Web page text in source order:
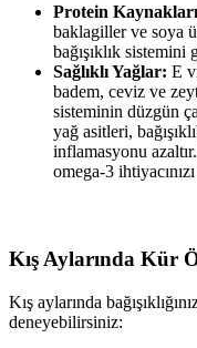
Protein
baklagiller ve soya
bağışıklık sistemini
Sağlıklı Yağlar: E
badem, ceviz ve
sisteminin düzgün
yağ asitleri,
inflamasyonu
omega-3
Kış Aylarında Kür
Kış aylarında
deneyebilirsiniz: